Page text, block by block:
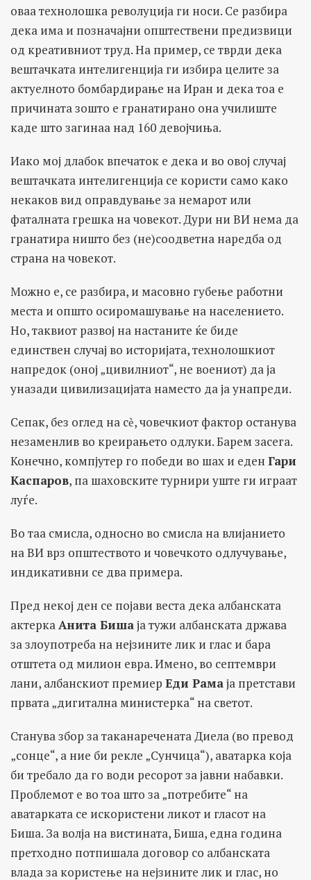
оваа технолошка револуција ги носи. Се разбира
дека има и позначајни општествени предизвици
од креативниот труд. На пример, се тврди дека
вештачката интелигенција ги избира целите за
актуелното бомбардирање на Иран и дека тоа е
причината зошто е гранатирано она училиште
каде што загинаа над 160 девојчиња.
Иако мој длабок впечаток е дека и во овој случај
вештачката интелигенција се користи само како
некаков вид оправдување за немарот или
фаталната грешка на човекот. Дури ни ВИ нема да
гранатира ништо без (не)соодветна наредба од
страна на човекот.
Можно е, се разбира, и масовно губење работни
места и општо осиромашување на населението.
Но, таквиот развој на настаните ќе биде
единствен случај во историјата, технолошкиот
напредок (оној „цивилниот“, не воениот) да ја
уназади цивилизацијата наместо да ја унапреди.
Сепак, без оглед на сѐ, човечкиот фактор останува
незаменлив во креирањето одлуки. Барем засега.
Конечно, компјутер го победи во шах и еден Гари
Каспаров, па шаховските турнири уште ги играат
луѓе.
Во таа смисла, односно во смисла на влијанието
на ВИ врз општеството и човечкото одлучување,
индикативни се два примера.
Пред некој ден се појави веста дека албанската
актеркаАнита Бишаја тужи албанската држава
за злоупотреба на нејзините лик и глас и бара
отштета од милион евра. Имено, во септември
лани, албанскиот премиер Еди Рамаја претстави
првата „дигитална министерка“ на светот.
Станува збор за таканаречената Диела (во превод
„сонце“, а ние би рекле „Сунчица“), аватарка која
би требало да го води ресорот за јавни набавки.
Проблемот е во тоа што за „потребите“ на
аватарката се искористени ликот и гласот на
Биша. За волја на вистината, Биша, една година
претходно потпишала договор со албанската
влада за користење на нејзините лик и глас, но